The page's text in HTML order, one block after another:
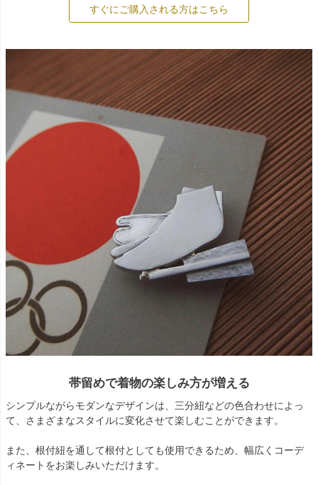
すぐにご購入される方はこちら
帯留めで着物の楽しみ方が増える
シンプルながらモダンなデザインは、三分紐などの色合わせによっ
て、さまざまなスタイルに変化させて楽しむことができます。
また、根付紐を通して根付としても使用できるため、幅広くコーデ
ィネートをお楽しみいただけます。